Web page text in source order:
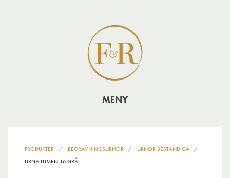
MENY
PRODUKTER BEGRAVNINGSURNOR
URNOR BESTÄNDIGA
URNA LUMEN 16 GRÅ